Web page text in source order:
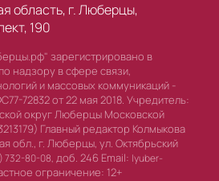
область, г. Люберцы,
190
зарегистрировано в
надзору в сфере связи,
и массовых коммуникаций -
72832 от 22 мая 2018. Учредитель:
округ Люберцы Московской
Главный редактор Колмыкова
обл., г. Люберцы, ул. Октябрьский
732-80-08, доб. 246 Email: lyuber-
ограничение: 12+